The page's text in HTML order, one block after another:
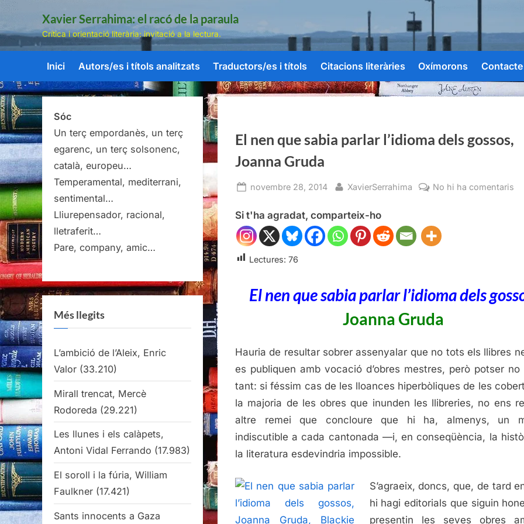
Skip
content
Xavier Serrahima: el racó de la paraula
Crítica i orientació literària: invitació a la lectura.
Inici Autors/es i títols analitzats Traductors/es i títols Citacions literàries Oxímorons Contacte
El nen que sabia parlar l’idioma dels gossos,
Joanna Gruda
Posted
novembre 28, 2014 By
XavierSerrahima No hi ha comentaris
Si t'ha agradat, comparteix-ho
Lectures: 76
El nen que sabia parlar l’idioma dels
Joanna Gruda
Hauria de resultar sobrer assenyalar que no tots els llibres
es publiquen amb vocació d’obres mestres, però potser no
tant: si féssim cas de les lloances hiperbòliques de les
la majoria de les obres que inunden les llibreries, no ens
altre remei que concloure que hi ha, almenys, un
indiscutible a cada cantonada —i, en conseqüència, la
la literatura esdevindria impossible.
S’agraeix, doncs, que, de tard
hi hagi editorials que siguin
presentin les seves obres
Sóc
Un terç empordanès, un terç
egarenc, un terç solsonenc,
català, europeu…
Temperamental, mediterrani,
sentimental…
Lliurepensador, racional,
lletraferit…
Pare, company, amic…
Més llegits
L’ambició de l’Aleix, Enric
Valor (33.210)
Mirall trencat, Mercè
Rodoreda (29.221)
Les llunes i els calàpets,
Antoni Vidal Ferrando (17.983)
El soroll i la fúria, William
Faulkner (17.421)
Sants innocents a Gaza